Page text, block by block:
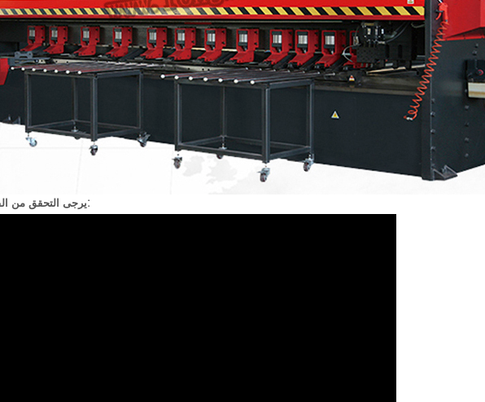
يرجى التحقق من الفيديو لدينا هنا: